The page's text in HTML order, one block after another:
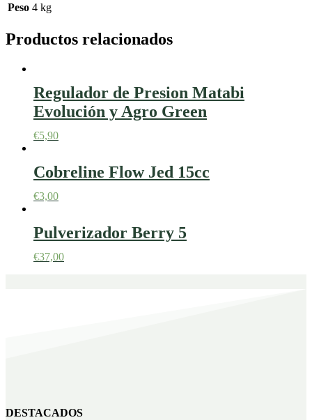
Peso 4 kg
Productos relacionados
Regulador de Presion Matabi
Evolución y Agro Green
€5,90
Cobreline Flow Jed 15cc
€3,00
Pulverizador Berry 5
€37,00
DESTACADOS